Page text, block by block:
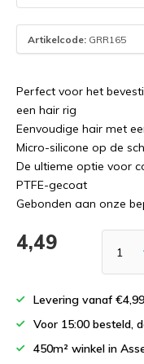
Artikelcode: GRR165
Perfect voor het
een hair rig
Eenvoudige hair met
Micro-silicone op de
De ultieme optie voor
PTFE-gecoat
Gebonden aan onze
4,49
Levering vanaf
Voor 15:00 besteld,
450m² winkel in